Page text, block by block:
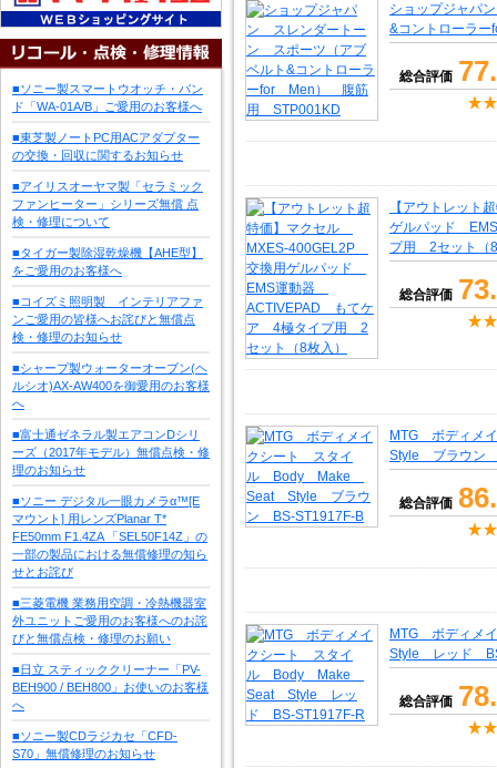
■ソニー製スマートウオッチ・バン
ド「WA-01A/B」ご愛用のお客様へ
■東芝製ノートPC用ACアダプター
の交換・回収に関するお知らせ
■アイリスオーヤマ製「セラミック
ファンヒーター」シリーズ無償 点
検・修理について
■タイガー製除湿乾燥機【AHE型】
をご愛用のお客様へ
■コイズミ照明製 インテリアファ
ンご愛用の皆様へお詫びと無償点
検・修理のお知らせ
■シャープ製ウォーターオーブン(ヘ
ルシオ)AX-AW400を御愛用のお客様
へ
■富士通ゼネラル製エアコンDシリ
ーズ（2017年モデル）無償点検・修
理のお知らせ
■ソニー デジタル一眼カメラα™[E
マウント] 用レンズPlanar T*
FE50mm F1.4ZA 「SEL50F14Z」の
一部の製品における無償修理の知ら
せとお詫び
■三菱電機 業務用空調・冷熱機器室
外ユニットご愛用のお客様へのお詫
びと無償点検・修理のお願い
■日立 スティッククリーナー「PV-
BEH900 / BEH800」お使いのお客様
へ
■ソニー製CDラジカセ「CFD-
S70」無償修理のお知らせ
ショップジャパ
&コントローラ
総合評価
【アウトレッ
ゲルパッド
プ用 2セット（
総合評価
MTG ボディ
Style ブラウン
総合評価
MTG ボディ
Style レッド
総合評価